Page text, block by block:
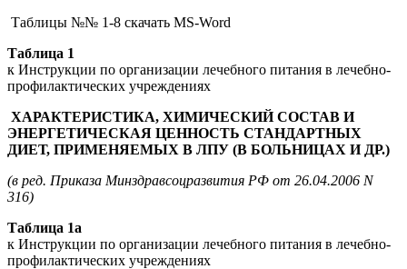
Таблицы №№ 1-8 скачать MS-Word
Таблица 1
к Инструкции по организации лечебного питания в лечебно-
профилактических учреждениях
ХАРАКТЕРИСТИКА, ХИМИЧЕСКИЙ СОСТАВ И
ЭНЕРГЕТИЧЕСКАЯ ЦЕННОСТЬ СТАНДАРТНЫХ
ДИЕТ, ПРИМЕНЯЕМЫХ В ЛПУ (В БОЛЬНИЦАХ И ДР.)
(в ред. Приказа Минздравсоцразвития РФ от 26.04.2006 N
316)
Таблица 1а
к Инструкции по организации лечебного питания в лечебно-
профилактических учреждениях